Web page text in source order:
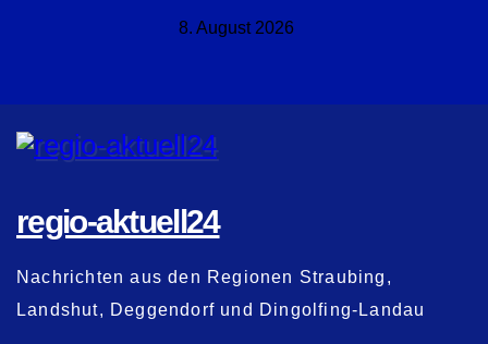
8. August 2026
regio-aktuell24
Nachrichten aus den Regionen Straubing,
Landshut, Deggendorf und Dingolfing-Landau